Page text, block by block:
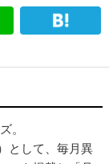
。
として、毎月異